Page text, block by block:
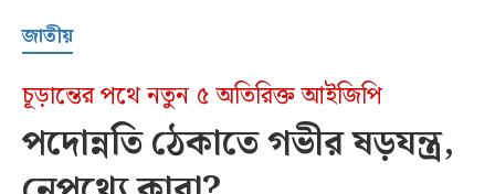
জাতীয়
চূড়ান্তের পথে নতুন ৫ অতিরিক্ত আইজিপি
পদোন্নতি ঠেকাতে গভীর ষড়যন্ত্র,